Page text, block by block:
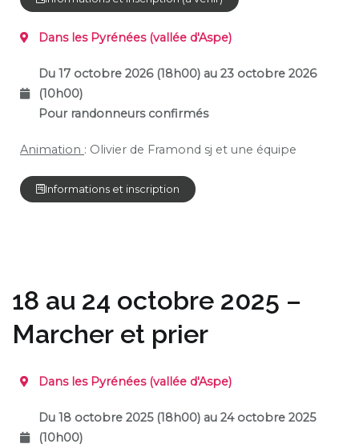
Dans les Pyrénées (vallée d'Aspe)
Du 17 octobre 2026 (18h00) au 23 octobre 2026
(10h00)
Pour randonneurs confirmés
Animation : Olivier de Framond sj et une équipe
Informations et inscription
18 au 24 octobre 2025 –
Marcher et prier
Dans les Pyrénées (vallée d'Aspe)
Du 18 octobre 2025 (18h00) au 24 octobre 2025
(10h00)